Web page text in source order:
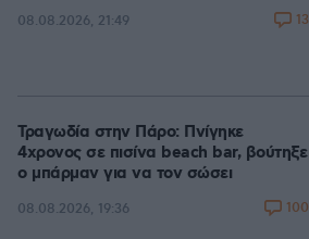
08.08.2026, 21:49 13
Τραγωδία στην Πάρο: Πνίγηκε
4χρονος σε πισίνα beach bar, βούτηξε
ο μπάρμαν για να τον σώσει
08.08.2026, 19:36 100